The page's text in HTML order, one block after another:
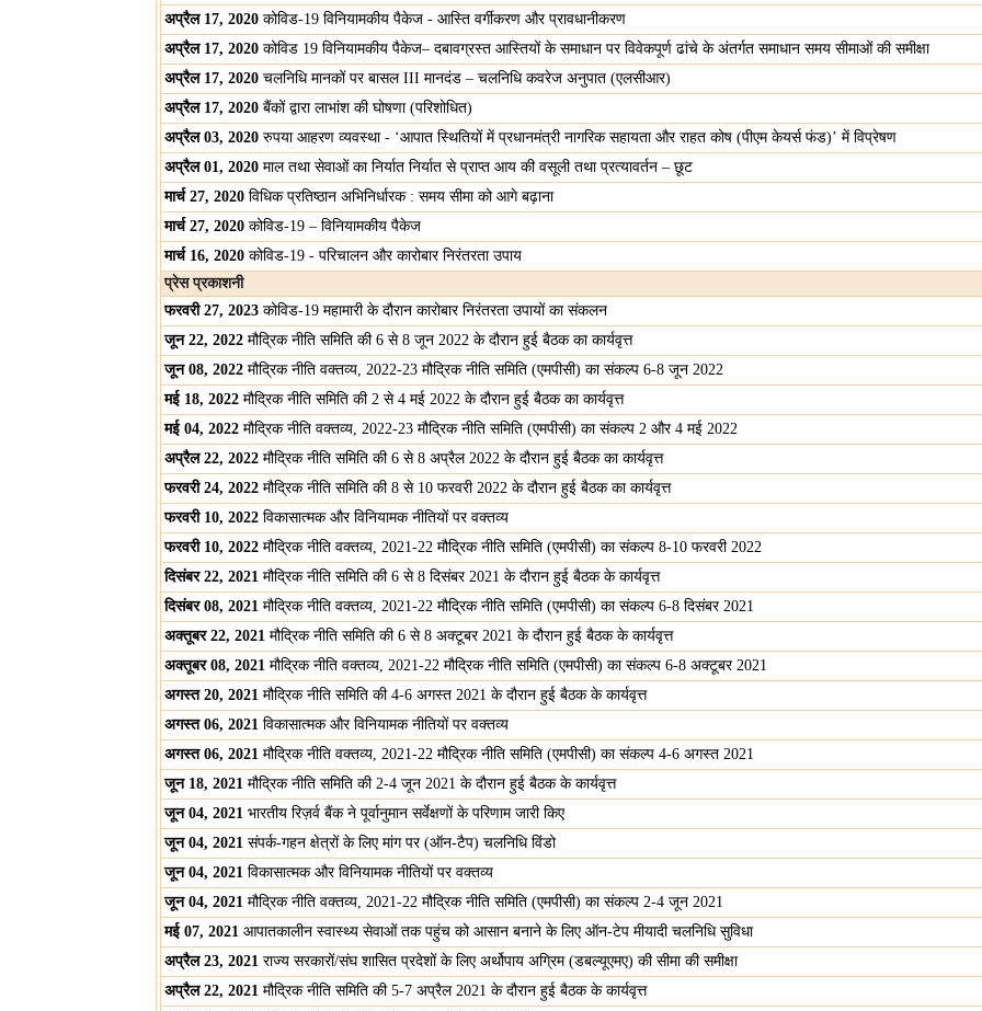
अप्रैल 17, 2020 कोविड-19 विनियामकीय पैकेज - आस्ति वर्गीकरण और प्रावधानीकरण
अप्रैल 17, 2020 कोविड 19 विनियामकीय पैकेज– दबावग्रस्त आस्तियों के समाधान पर विवेकपूर्ण ढांचे के अंतर्गत समाधान समय सीमाओं की समीक्षा
अप्रैल 17, 2020 चलनिधि मानकों पर बासल III मानदंड – चलनिधि कवरेज अनुपात (एलसीआर)
अप्रैल 17, 2020 बैंकों द्वारा लाभांश की घोषणा (परिशोधित)
अप्रैल 03, 2020 रुपया आहरण व्यवस्था - ‘आपात स्थितियों में प्रधानमंत्री नागरिक सहायता और राहत कोष (पीएम केयर्स फंड)’ में विप्रेषण
अप्रैल 01, 2020 माल तथा सेवाओं का निर्यात निर्यात से प्राप्त आय की वसूली तथा प्रत्यावर्तन – छूट
मार्च 27, 2020 विधिक प्रतिष्‍ठान अभिनिर्धारक : समय सीमा को आगे बढ़ाना
मार्च 27, 2020 कोविड-19 – विनियामकीय पैकेज
मार्च 16, 2020 कोविड-19 - परिचालन और कारोबार निरंतरता उपाय
प्रेस प्रकाशनी
फरवरी 27, 2023 कोविड-19 महामारी के दौरान कारोबार निरंतरता उपायों का संकलन
जून 22, 2022 मौद्रिक नीति समिति की 6 से 8 जून 2022 के दौरान हुई बैठक का कार्यवृत्त
जून 08, 2022 मौद्रिक नीति वक्तव्य, 2022-23 मौद्रिक नीति समिति (एमपीसी) का संकल्प 6-8 जून 2022
मई 18, 2022 मौद्रिक नीति समिति की 2 से 4 मई 2022 के दौरान हुई बैठक का कार्यवृत्त
मई 04, 2022 मौद्रिक नीति वक्तव्य, 2022-23 मौद्रिक नीति समिति (एमपीसी) का संकल्प 2 और 4 मई 2022
अप्रैल 22, 2022 मौद्रिक नीति समिति की 6 से 8 अप्रैल 2022 के दौरान हुई बैठक का कार्यवृत्त
फरवरी 24, 2022 मौद्रिक नीति समिति की 8 से 10 फरवरी 2022 के दौरान हुई बैठक का कार्यवृत्त
फरवरी 10, 2022 विकासात्मक और विनियामक नीतियों पर वक्तव्य
फरवरी 10, 2022 मौद्रिक नीति वक्तव्य, 2021-22 मौद्रिक नीति समिति (एमपीसी) का संकल्प 8-10 फरवरी 2022
दिसंबर 22, 2021 मौद्रिक नीति समिति की 6 से 8 दिसंबर 2021 के दौरान हुई बैठक के कार्यवृत्त
दिसंबर 08, 2021 मौद्रिक नीति वक्तव्य, 2021-22 मौद्रिक नीति समिति (एमपीसी) का संकल्प 6-8 दिसंबर 2021
अक्तूबर 22, 2021 मौद्रिक नीति समिति की 6 से 8 अक्टूबर 2021 के दौरान हुई बैठक के कार्यवृत्त
अक्तूबर 08, 2021 मौद्रिक नीति वक्तव्य, 2021-22 मौद्रिक नीति समिति (एमपीसी) का संकल्प 6-8 अक्टूबर 2021
अगस्त 20, 2021 मौद्रिक नीति समिति की 4-6 अगस्त 2021 के दौरान हुई बैठक के कार्यवृत्त
अगस्त 06, 2021 विकासात्मक और विनियामक नीतियों पर वक्तव्य
अगस्त 06, 2021 मौद्रिक नीति वक्तव्य, 2021-22 मौद्रिक नीति समिति (एमपीसी) का संकल्प 4-6 अगस्त 2021
जून 18, 2021 मौद्रिक नीति समिति की 2-4 जून 2021 के दौरान हुई बैठक के कार्यवृत्त
जून 04, 2021 भारतीय रिज़र्व बैंक ने पूर्वानुमान सर्वेक्षणों के परिणाम जारी किए
जून 04, 2021 संपर्क-गहन क्षेत्रों के लिए मांग पर (ऑन-टैप) चलनिधि विंडो
जून 04, 2021 विकासात्मक और विनियामक नीतियों पर वक्तव्य
जून 04, 2021 मौद्रिक नीति वक्तव्य, 2021-22 मौद्रिक नीति समिति (एमपीसी) का संकल्प 2-4 जून 2021
मई 07, 2021 आपातकालीन स्वास्थ्य सेवाओं तक पहुंच को आसान बनाने के लिए ऑन-टेप मीयादी चलनिधि सुविधा
अप्रैल 23, 2021 राज्य सरकारों/संघ शासित प्रदेशों के लिए अर्थोपाय अग्रिम (डबल्यूएमए) की सीमा की समीक्षा
अप्रैल 22, 2021 मौद्रिक नीति समिति की 5-7 अप्रैल 2021 के दौरान हुई बैठक के कार्यवृत्त